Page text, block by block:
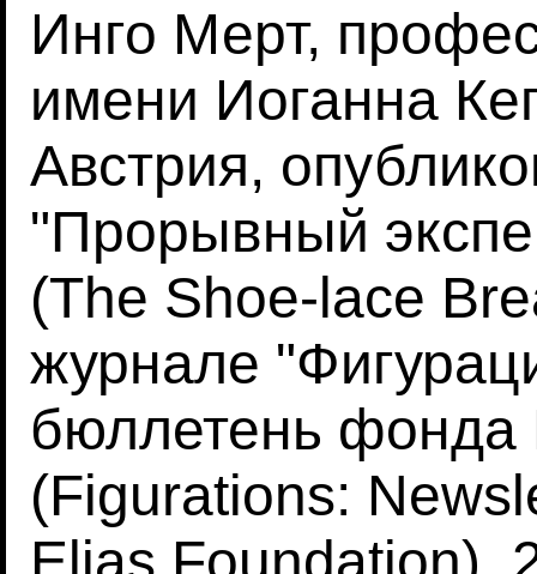
Инго Мерт,
имени Иоганна
Австрия,
"Прорывный
(The Shoe-lace
журнале
бюллетень фонда
(Figurations:
Elias Foundation),